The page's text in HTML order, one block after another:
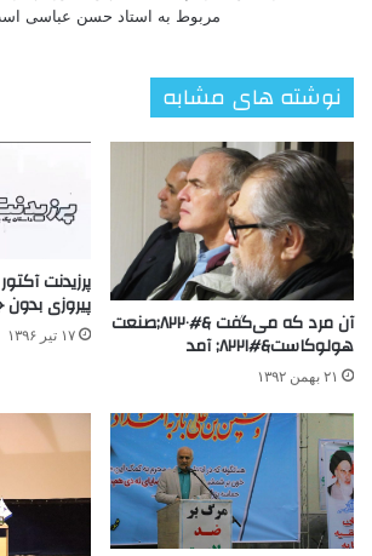
مربوط به استاد حسن عباسی
نوشته های مشابه
آن مرد که می‌گفت &#۸۲۲۰;صنعت
هولوکاست&#۸۲۲۱; آمد
۲۱ بهمن ۱۳۹۲
پرزیدنت
پیروزی
۱۷ تیر ۱۳۹۶